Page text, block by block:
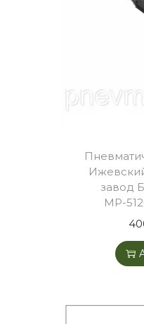
завод
МР-